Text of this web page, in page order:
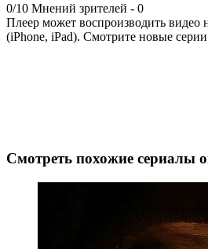
0/10 Мнений зрителей - 0
Плеер может воспроизводить видео
(iPhone, iPad). Смотрите новые
Смотреть похожие сериалы